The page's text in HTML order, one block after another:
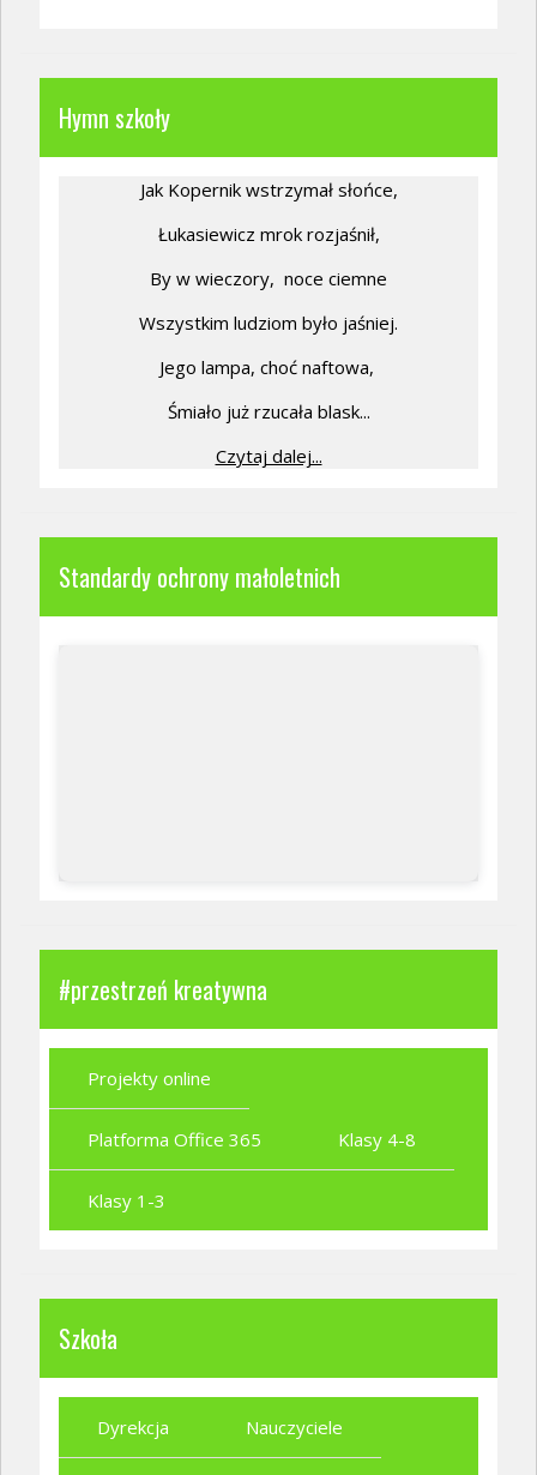
Hymn szkoły
Jak Kopernik wstrzymał słońce,
Łukasiewicz mrok rozjaśnił,
By w wieczory, noce ciemne
Wszystkim ludziom było jaśniej.
Jego lampa, choć naftowa,
Śmiało już rzucała blask...
Czytaj dalej...
Standardy ochrony małoletnich
#przestrzeń kreatywna
Projekty online
Platforma Office 365 Klasy 4-8
Klasy 1-3
Szkoła
Dyrekcja Nauczyciele